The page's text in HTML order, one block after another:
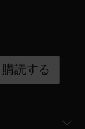
購読する